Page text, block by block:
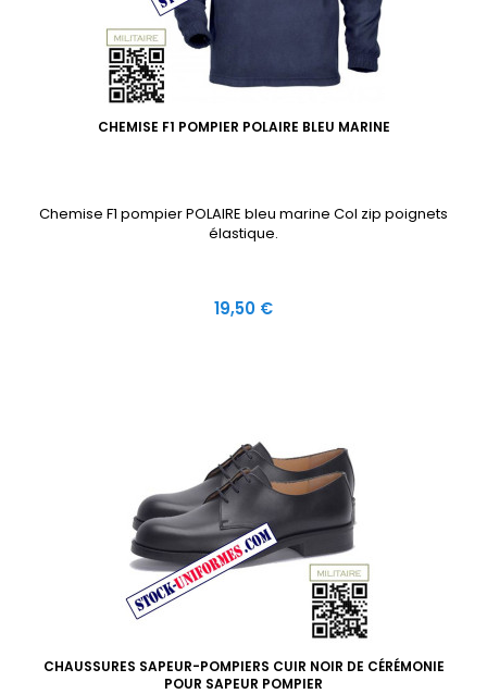
CHEMISE F1 POMPIER POLAIRE BLEU MARINE
Chemise F1 pompier POLAIRE bleu marine Col zip poignets
élastique.
Prix
19,50 €
CHAUSSURES SAPEUR-POMPIERS CUIR NOIR DE CÉRÉMONIE
POUR SAPEUR POMPIER